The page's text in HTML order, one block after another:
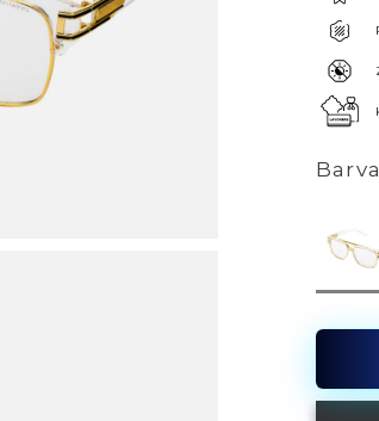
Barva